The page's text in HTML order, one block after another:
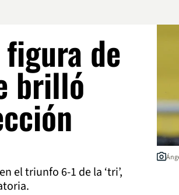
de
brilló
el triunfo 6-1 de la ‘tri’,